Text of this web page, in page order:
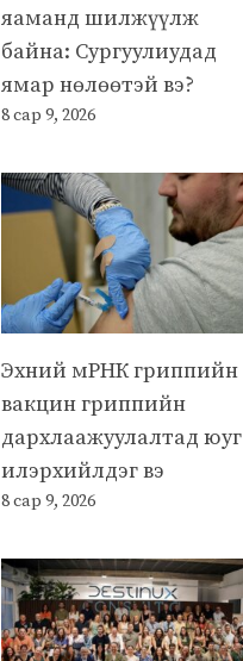
яаманд шилжүүлж
байна: Сургуулиудад
ямар нөлөөтэй вэ?
8 сар 9, 2026
Эхний мРНК гриппийн
вакцин гриппийн
дархлаажуулалтад юуг
илэрхийлдэг вэ
8 сар 9, 2026